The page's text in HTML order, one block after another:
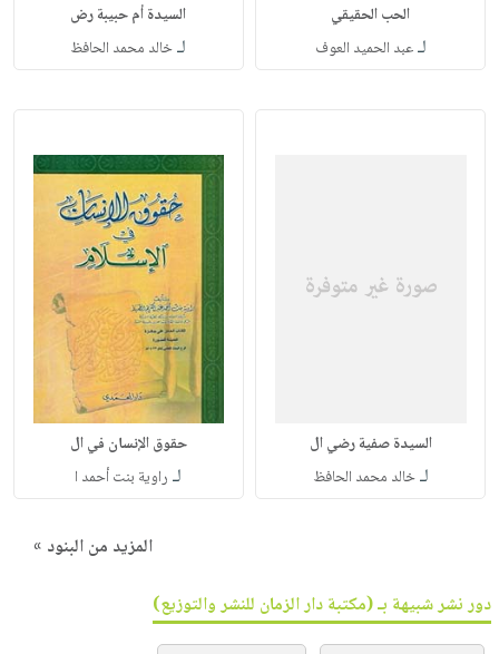
الحب الحقيقي
لـعبد الحميد العوف
السيدة أم حبيبة رض
لـخالد محمد الحافظ
السيدة صفية رضي ال
لـخالد محمد الحافظ
حقوق الإنسان في ال
لـ راوية بنت أحمد ا
المزيد من البنود »
دور نشر شبيهة بـ (مكتبة دار الزمان للنشر والتوزيع)